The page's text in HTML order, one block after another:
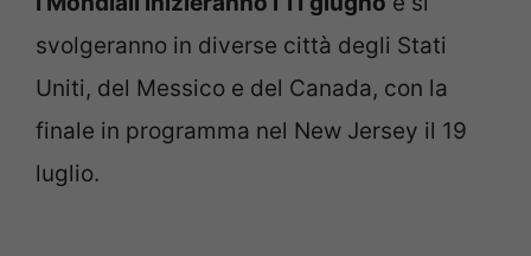
svolgeranno in diverse città degli Stati
Uniti, del Messico e del Canada, con la
finale in programma nel New Jersey il 19
luglio.